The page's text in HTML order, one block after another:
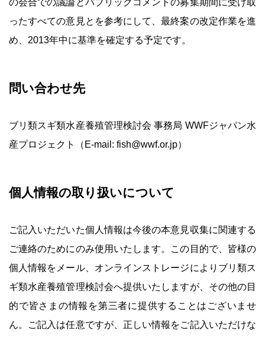
の会合での議論とパブリックコメントの募集期間に受け取
ったすべての意見とを参考にして、最終案の改定作業を進
め、2013年中に基準を確定する予定です。
問い合わせ先
ブリ類スギ類水産養殖管理検討会 事務局 WWFジャパン水
産プロジェクト（E-mail: fish@wwf.or.jp）
個人情報の取り扱いについて
ご記入いただいた個人情報は今後の本意見収集に関連する
ご連絡のためにのみ使用いたします。この目的で、皆様の
個人情報をメール、オンラインストレージによりブリ類ス
ギ類水産養殖管理検討会へ提供いたしますが、その他の目
的で皆さまの情報を第三者に提供することはございませ
ん。ご記入は任意ですが、正しい情報をご記入いただけな